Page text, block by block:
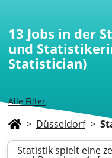
Alle Filter
13 Jobs in der
und
Statistician)
> Düsseldorf >
Statistik spielt eine